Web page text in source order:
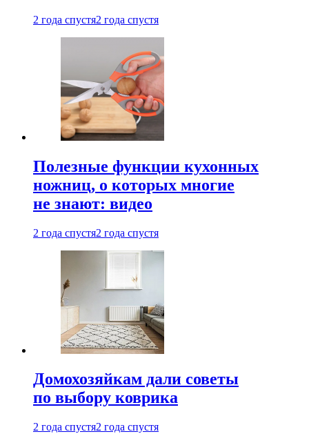
2 года спустя2 года спустя
Полезные функции кухонных
ножниц, о которых многие
не знают: видео
2 года спустя2 года спустя
Домохозяйкам дали советы
по выбору коврика
2 года спустя2 года спустя